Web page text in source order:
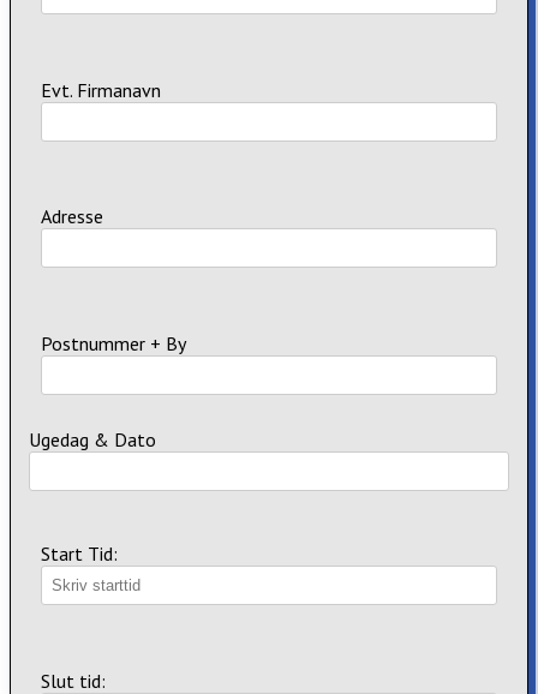
Evt. Firmanavn
Adresse
Postnummer + By
Ugedag & Dato
Start Tid:
Slut tid: